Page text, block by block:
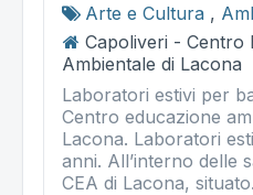
Arte e Cultura ,
Capoliveri - Centro
Ambientale di Lacona
Laboratori estivi per
Centro educazione
Lacona. Laboratori
anni. All’interno delle
CEA di Lacona,